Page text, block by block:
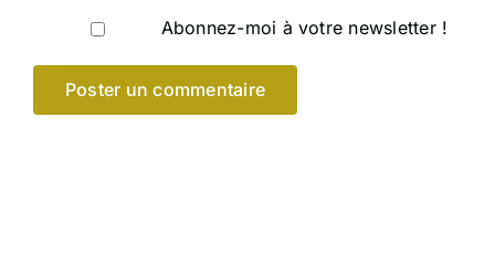
Abonnez-moi à votre newsletter !